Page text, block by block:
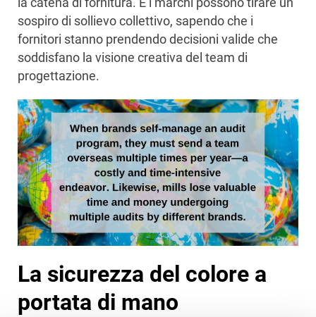
sospiro di sollievo collettivo, sapendo che i
fornitori stanno prendendo decisioni valide che
soddisfano la visione creativa del team di
progettazione.
La sicurezza del colore a
portata di mano